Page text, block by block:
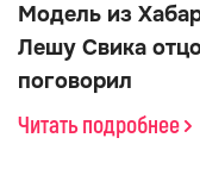
Модель из
Лешу Свика
поговорил
Читать подробнее